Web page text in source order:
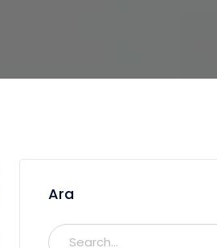
Ara